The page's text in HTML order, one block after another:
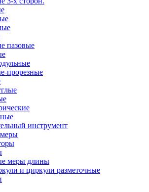
пазовые
прорезные
инструмент
меры длины
и циркули разметочные